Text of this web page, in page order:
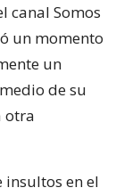
canal Somos
un momento
un
de su
otra
insultos en el